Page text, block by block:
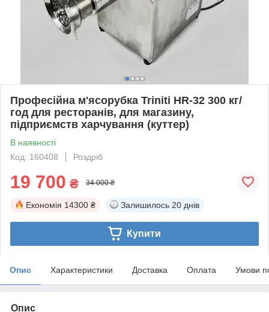
Професійна м'ясорубка Triniti HR-32 300 кг/
год для ресторанів, для магазину,
підприємств харчування (куттер)
В наявності
Код: 160408
Роздріб
19 700 ₴ 34 000 ₴
Економія 14300 ₴ Залишилось 20 днів
Купити
Опис Характеристики Доставка Оплата Умови
Опис